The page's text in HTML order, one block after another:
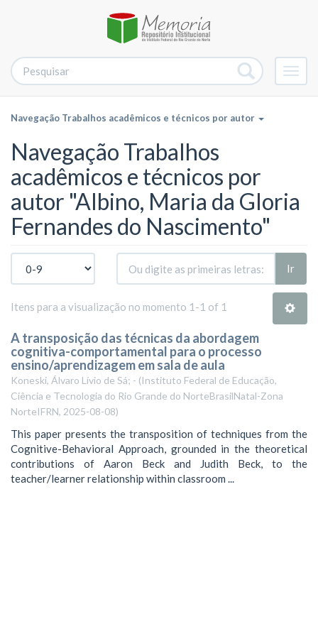
Navegação Trabalhos acadêmicos e técnicos por autor
Navegação Trabalhos
acadêmicos e técnicos por
autor "Albino, Maria da Gloria
Fernandes do Nascimento"
Ir
Itens para a visualização no momento 1-1 of 1
A transposição das técnicas da abordagem
cognitiva-comportamental para o processo
ensino/aprendizagem em sala de aula
Koneski, Álvaro Lívio de Sá; - (Instituto Federal de Educação,
Ciência e Tecnologia do Rio Grande do NorteBrasilNatal-Zona
NorteIFRN, 2025-08-08)
This paper presents the transposition of techniques from the
Cognitive-Behavioral Approach, grounded in the theoretical
contributions of Aaron Beck and Judith Beck, to the
teacher/learner relationship within classroom ...